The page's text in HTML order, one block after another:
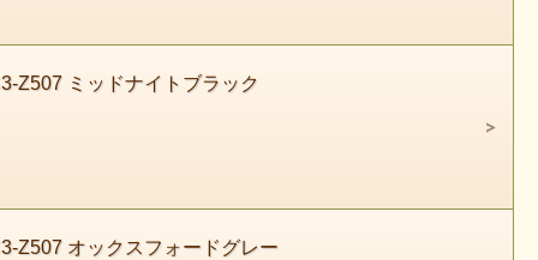
Z507 ミッドナイトブラック
Z507 オックスフォードグレー